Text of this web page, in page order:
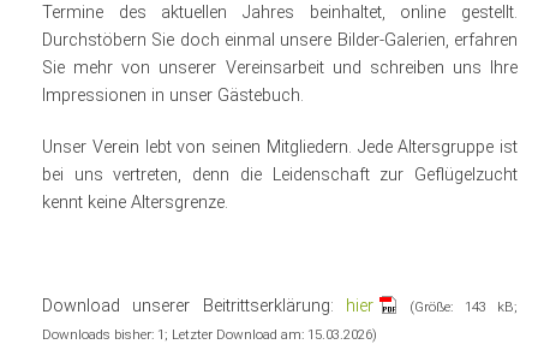
Termine des aktuellen Jahres beinhaltet, online gestellt.
Durchstöbern Sie doch einmal unsere Bilder-Galerien, erfahren
Sie mehr von unserer Vereinsarbeit und schreiben uns Ihre
Impressionen in unser Gästebuch.
Unser Verein lebt von seinen Mitgliedern. Jede Altersgruppe ist
bei uns vertreten, denn die Leidenschaft zur Geflügelzucht
kennt keine Altersgrenze.
Download unserer Beitrittserklärung: hier
(Größe: 143 kB;
Downloads bisher: 1; Letzter Download am: 15.03.2026)